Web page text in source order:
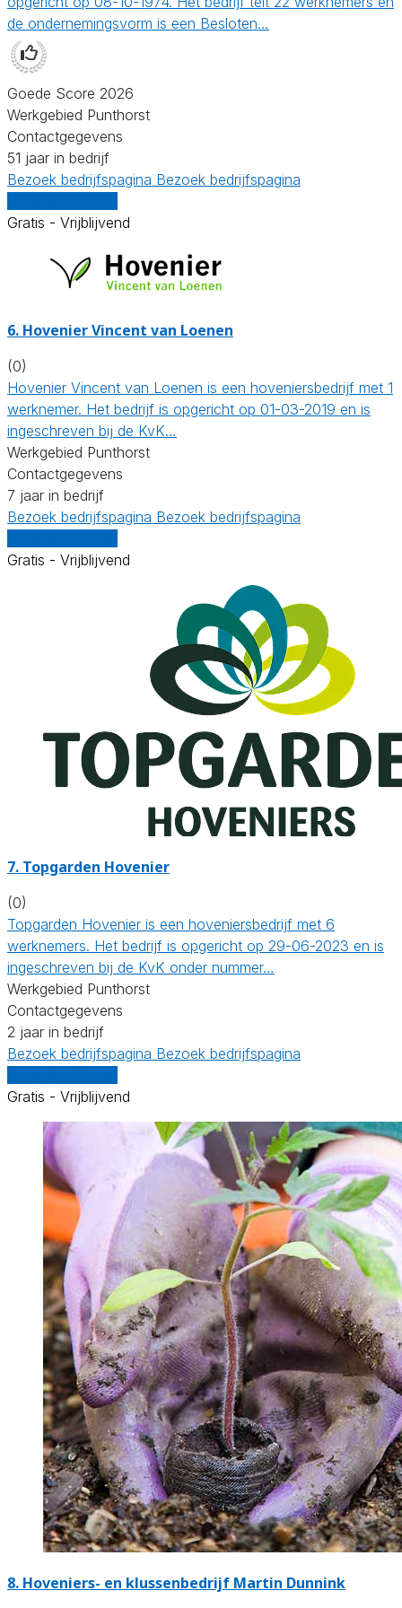
de ondernemingsvorm is een Besloten…
Goede Score 2026
Werkgebied Punthorst
Contactgegevens
51 jaar in bedrijf
Bezoek bedrijfspagina Bezoek bedrijfspagina
Gratis - Vrijblijvend
6. Hovenier Vincent van Loenen
(0)
Hovenier Vincent van Loenen is een hoveniersbedrijf met 1
werknemer. Het bedrijf is opgericht op 01-03-2019 en is
ingeschreven bij de KvK…
Werkgebied Punthorst
Contactgegevens
7 jaar in bedrijf
Bezoek bedrijfspagina Bezoek bedrijfspagina
Gratis - Vrijblijvend
7. Topgarden Hovenier
(0)
Topgarden Hovenier is een hoveniersbedrijf met 6
werknemers. Het bedrijf is opgericht op 29-06-2023 en is
ingeschreven bij de KvK onder nummer…
Werkgebied Punthorst
Contactgegevens
2 jaar in bedrijf
Bezoek bedrijfspagina Bezoek bedrijfspagina
Gratis - Vrijblijvend
8. Hoveniers- en klussenbedrijf Martin Dunnink